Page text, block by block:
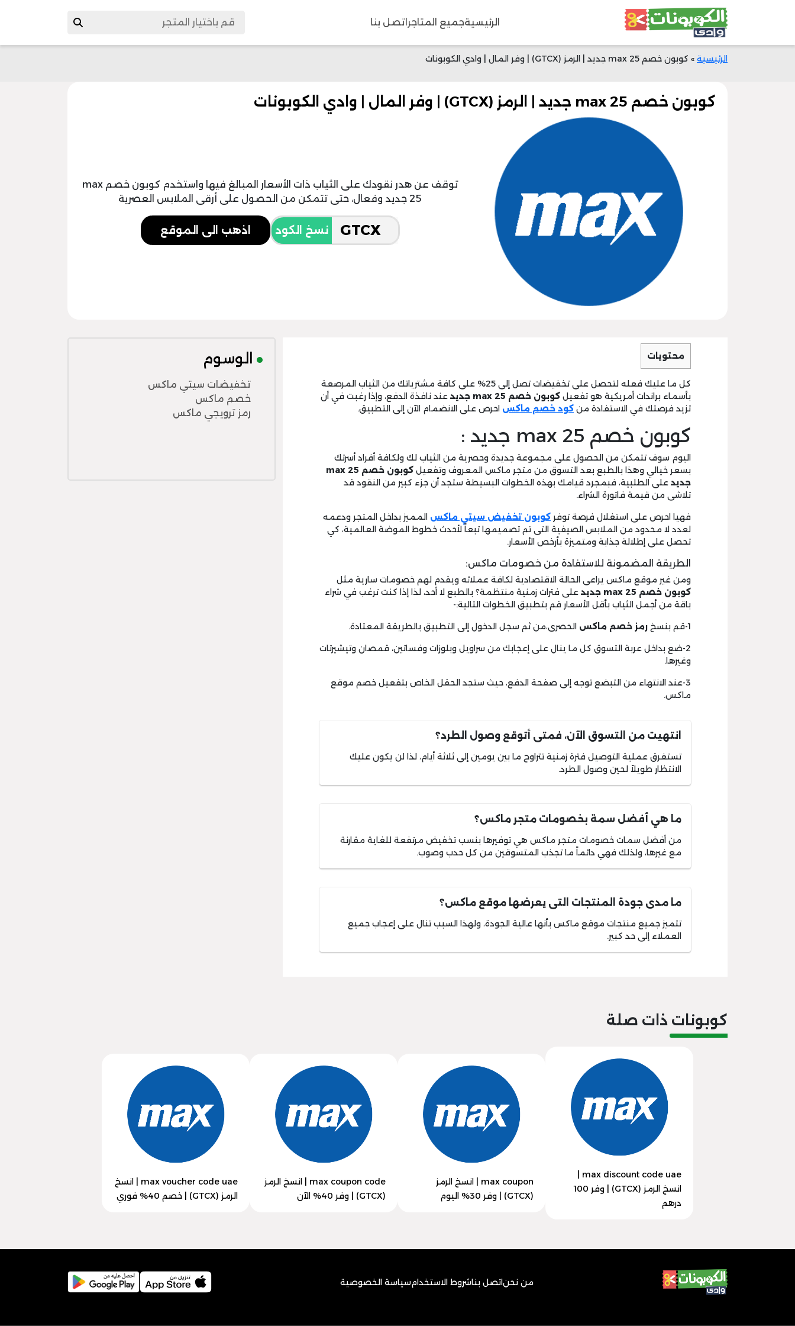
الرئيسيةجميع المتاجر اتصل بنا
الرئيسية » كوبون خصم max 25 جديد | الرمز (GTCX) | وفر المال | وادي الكوبونات
كوبون خصم max 25 جديد | الرمز (GTCX) | وفر المال | وادي الكوبونات
توقف عن هدر نقودك على الثياب ذات الأسعار المبالغ فيها واستخدم كوبون خصم max
25 جديد وفعال، حتى تتمكن من الحصول على أرقى الملابس العصرية
نسخ الكود اذهب الى الموقع
محتويات
كل ما عليك فعله لتحصل على تخفيضات تصل إلى 25% على كافة مشترياتك من الثياب المرصعة
بأسماء براندات أمريكية هو تفعيل كوبون خصم max 25 جديد
عند نافذة الدفع، وإذا رغبت في أن
تزيد فرصتك في الاستفادة من كود خصم ماكس احرص على الانضمام الآن إلى التطبيق.
كوبون خصم max 25 جديد :
اليوم سوف تتمكن من الحصول على مجموعة جديدة وحصرية من الثياب لك ولكافة أفراد أسرتك
بسعر خيالي وهذا بالطبع بعد التسوق من متجر ماكس المعروف وتفعيل
كوبون خصم max 25
جديد على الطلبية، فبمجرد قيامك بهذه الخطوات البسيطة ستجد أن جزء كبير من النقود قد
تلاشى من قيمة فاتورة الشراء.
فهيا احرص على استغلال فرصة توفر كوبون تخفيض سيتي ماكس المميز بداخل المتجر ودعمه
لعدد لا محدود من الملابس الصيفية التى تم تصميمها تبعاً لأحدث خطوط الموضة العالمية، كي
تحصل على إطلالة جذابة ومتميزة بأرخص الأسعار.
الطريقة المضمونة للاستفادة من خصومات ماكس:
ومن غير موقع ماكس يراعى الحالة الاقتصادية لكافة عملائه ويقدم لهم خصومات سارية مثل
كوبون خصم max 25 جديد
على فترات زمنية منتظمة؟ بالطبع لا أحد، لذا إذا كنت ترغب في شراء
باقة من أجمل الثياب بأقل الأسعار قم بتطبيق الخطوات التالية:-
1-قم بنسخ رمز خصم ماكس الحصرى،من ثم سجل الدخول إلى التطبيق بالطريقة المعتادة.
2-ضع بداخل عربة التسوق كل ما ينال على إعجابك من سراويل وبلوزات وفساتين، قمصان وتيشيرتات
وغيرها.
3-عند الانتهاء من التبضع توجه إلى صفحة الدفع، حيث ستجد الحقل الخاص بتفعيل خصم موقع
ماكس.
انتهيت من التسوق الآن، فمتى أتوقع وصول الطرد؟
تستغرق عملية التوصيل فترة زمنية تتراوح ما بين يومين إلى ثلاثة أيام، لذا لن يكون عليك
الانتظار طويلاً لحين وصول الطرد.
ما هي أفضل سمة بخصومات متجر ماكس؟
من أفضل سمات خصومات متجر ماكس هي توفيرها بنسب تخفيض مرتفعة للغاية مقارنة
مع غيرها، ولذلك فهي دائماً ما تجذب المتسوقين من كل حدب وصوب.
ما مدى جودة المنتجات التى يعرضها موقع ماكس؟
تتميز جميع منتجات موقع ماكس بأنها عالية الجودة، ولهذا السبب تنال على إعجاب جميع
العملاء إلى حد كبير.
الوسوم
تخفيضات سيتي ماكس
خصم ماكس
رمز ترويجي ماكس
كوبونات ذات صلة
انسخ الرمز (GTCX) | وفر 100
درهم
max coupon | انسخ الرمز
(GTCX) | وفر 30% اليوم
max coupon code | انسخ الرمز
(GTCX) | وفر 40% الآن
max voucher code uae | انسخ
الرمز (GTCX) | خصم 40% فوري
من نحناتصل بناشروط الاستخدامسياسة الخصوصية